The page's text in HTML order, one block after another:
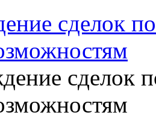
сделок